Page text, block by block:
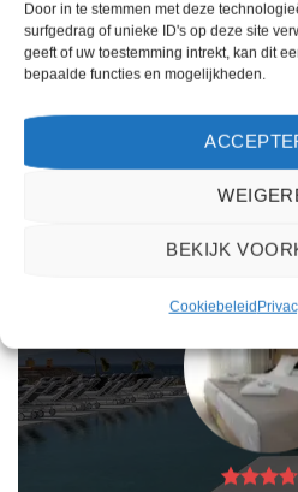
Door in te stemmen met deze
surfgedrag of unieke ID's op deze site
geeft of uw toestemming intrekt, kan dit
bepaalde functies en mogelijkheden.
BEKIJK
Cookiebeleid
partner TUI. Nu vanaf EUR 1143.00
PRIJZEN EN BOEKEN